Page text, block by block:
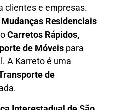
clientes e empresas.
Mudanças Residenciais
Carretos Rápidos,
de Móveis para
A Karretoé uma
de